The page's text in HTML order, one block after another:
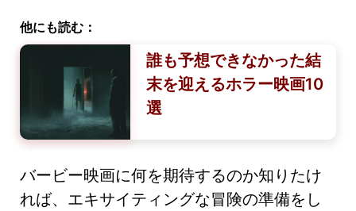
他にも読む：
誰も予想できなかった結
末を迎えるホラー映画10
選
バービー映画に何を期待するのか知りたけ
れば、エキサイティングな冒険の準備をし